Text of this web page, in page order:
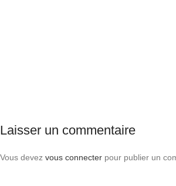
Laisser un commentaire
Vous devez vous connecter pour publier un